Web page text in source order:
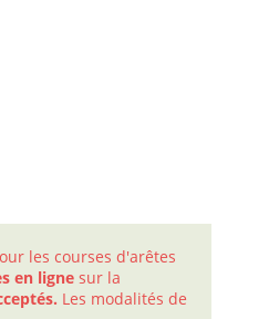
les courses d'arêtes
en ligne sur la
Les modalités de